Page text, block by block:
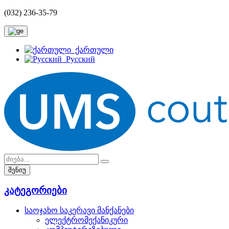
(032) 236-35-79
ქართული
Русский
მენიუ
კატეგორიები
საოჯახო საკერავი მანქანები
ელექტრომექანიკური